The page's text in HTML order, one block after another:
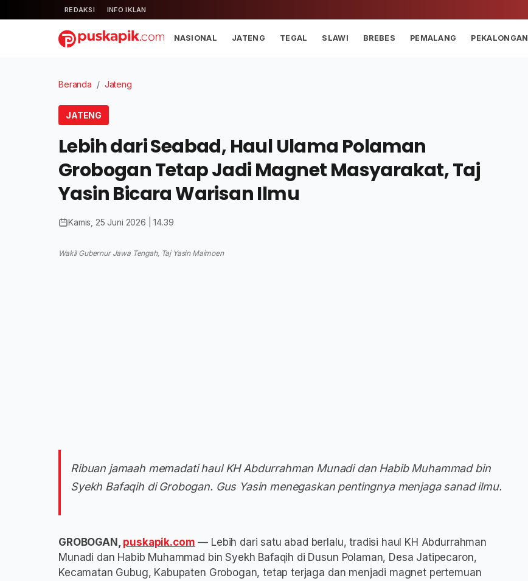
REDAKSI INFO IKLAN
NASIONAL JATENG TEGAL SLAWI BREBES PEMALANG PEKALONGAN
Beranda / Jateng
JATENG
Lebih dari Seabad, Haul Ulama Polaman
Grobogan Tetap Jadi Magnet Masyarakat, Taj
Yasin Bicara Warisan Ilmu
Kamis, 25 Juni 2026 | 14.39
Wakil Gubernur Jawa Tengah, Taj Yasin Maimoen
Ribuan jamaah memadati haul KH Abdurrahman Munadi dan Habib Muhammad bin
Syekh Bafaqih di Grobogan. Gus Yasin menegaskan pentingnya menjaga sanad ilmu.
GROBOGAN, puskapik.com — Lebih dari satu abad berlalu, tradisi haul KH Abdurrahman
Munadi dan Habib Muhammad bin Syekh Bafaqih di Dusun Polaman, Desa Jatipecaron,
Kecamatan Gubug, Kabupaten Grobogan, tetap terjaga dan menjadi magnet pertemuan